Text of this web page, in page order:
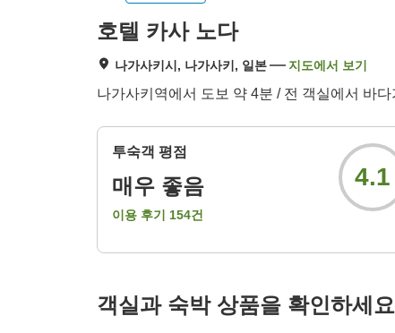
호텔 카사 노다
나가사키시, 나가사키, 일본 지도에서 보기
나가사키역에서 도보 약 4분 / 전 객실에서 바
투숙객 평점
매우 좋음
이용 후기 154건
4.1
객실과 숙박 상품을 확인하세요